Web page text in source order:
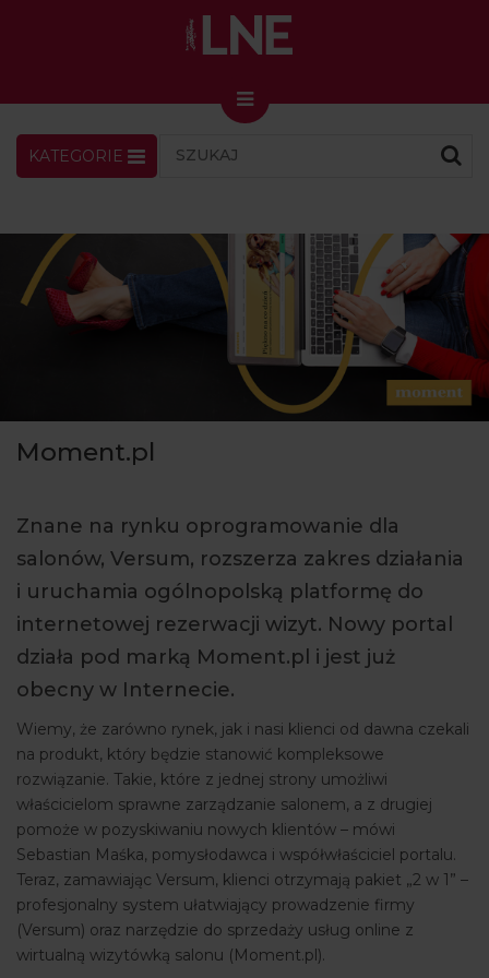
LNENEWS
KONGRES I TARGI
Skin Master w Warszawie
49. edycja w Krakowie
VIDEO
PODCAST
MAGAZYN
ARTYKUŁY
WYDARZENIA
KATEGORIE
Moment.pl
Znane na rynku oprogramowanie dla
salonów, Versum, rozszerza zakres działania
i uruchamia ogólnopolską platformę do
internetowej rezerwacji wizyt. Nowy portal
działa pod marką Moment.pl i jest już
obecny w Internecie.
Wiemy, że zarówno rynek, jak i nasi klienci od dawna czekali
na produkt, który będzie stanowić kompleksowe
rozwiązanie. Takie, które z jednej strony umożliwi
właścicielom sprawne zarządzanie salonem, a z drugiej
pomoże w pozyskiwaniu nowych klientów – mówi
Sebastian Maśka, pomysłodawca i współwłaściciel portalu.
Teraz, zamawiając Versum, klienci otrzymają pakiet „2 w 1” –
profesjonalny system ułatwiający prowadzenie firmy
(Versum) oraz narzędzie do sprzedaży usług online z
wirtualną wizytówką salonu (Moment.pl).